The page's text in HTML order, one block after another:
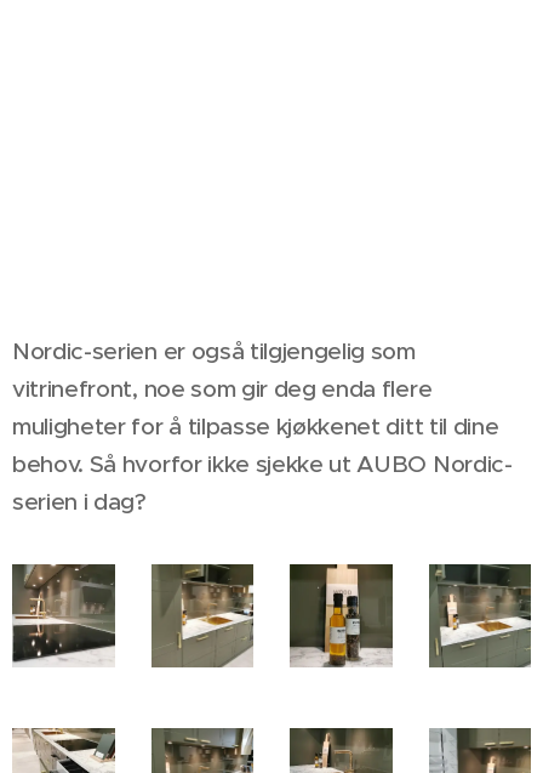
Nordic-serien er også tilgjengelig som
vitrinefront, noe som gir deg enda flere
muligheter for å tilpasse kjøkkenet ditt til dine
behov. Så hvorfor ikke sjekke ut AUBO Nordic-
serien i dag?